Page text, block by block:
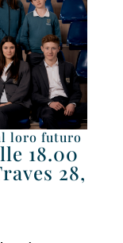
loro futuro
18.00
28,